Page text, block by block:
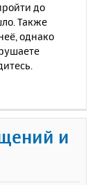
до
Также
однако
и